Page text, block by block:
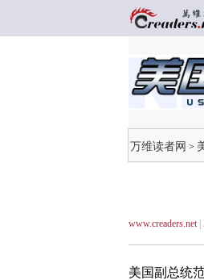
万维读者网 >
www.creaders.net|
美国副总统